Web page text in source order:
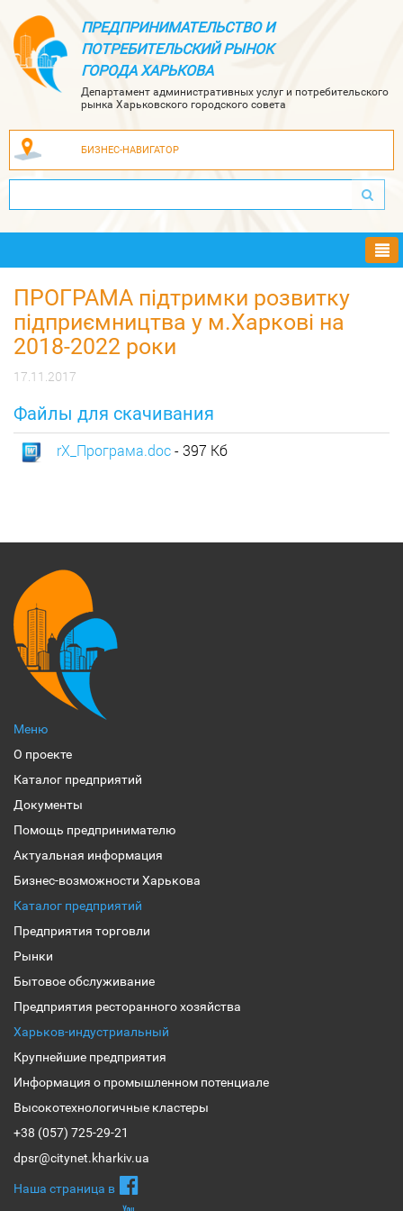
ПРЕДПРИНИМАТЕЛЬСТВО И
ПОТРЕБИТЕЛЬСКИЙ РЫНОК
ГОРОДА ХАРЬКОВА
Департамент административных услуг и потребительского
рынка Харьковского городского совета
БИЗНЕС-НАВИГАТОР
ПРОГРАМА підтримки розвитку
підприємництва у м.Харкові на
2018-2022 роки
17.11.2017
Файлы для скачивания
rX_Програма.doc- 397 Кб
Меню
О проекте
Каталог предприятий
Документы
Помощь предпринимателю
Актуальная информация
Бизнес-возможности Харькова
Каталог предприятий
Предприятия торговли
Рынки
Бытовое обслуживание
Предприятия ресторанного хозяйства
Харьков-индустриальный
Крупнейшие предприятия
Информация о промышленном потенциале
Высокотехнологичные кластеры
+38 (057) 725-29-21
dpsr@citynet.kharkiv.ua
Наша страница в